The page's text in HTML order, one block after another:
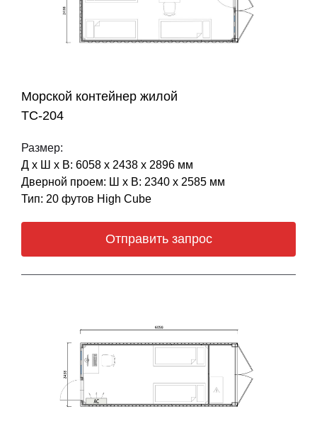
Морской контейнер жилой
ТС-204
Размер:
Д х Ш х В: 6058 х 2438 х 2896 мм
Дверной проем: Ш х В: 2340 х 2585 мм
Тип: 20 футов High Cube
Отправить запрос